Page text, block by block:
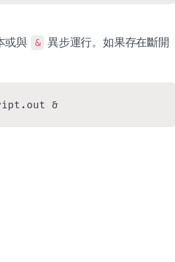
或與 &
異步運行。如果存在斷開
&